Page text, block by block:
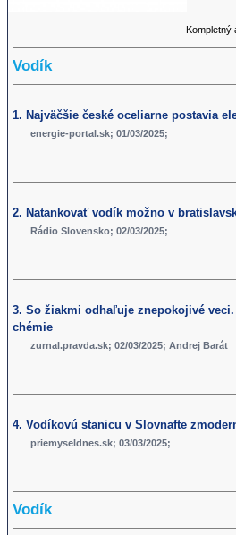
Kompletný
Vodík
1. Najväčšie české oceliarne postavia
energie-portal.sk; 01/03/2025;
2. Natankovať vodík možno v
Rádio Slovensko; 02/03/2025;
3. So žiakmi odhaľuje znepokojivé
chémie
zurnal.pravda.sk; 02/03/2025; Andrej Barát
4. Vodíkovú stanicu v Slovnafte
priemyseldnes.sk; 03/03/2025;
Vodík